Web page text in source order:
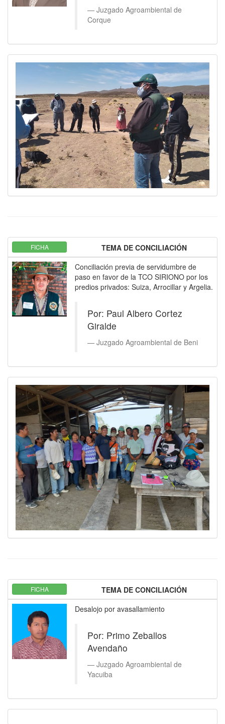
Juzgado Agroambiental de
Corque
FICHA
TEMA DE CONCILIACIÓN
Conciliación previa de servidumbre de
paso en favor de la TCO SIRIONO por los
predios privados: Suiza, Arrocillar y Argelia.
Por: Paul Albero Cortez
Giralde
Juzgado Agroambiental de Beni
FICHA
TEMA DE CONCILIACIÓN
Desalojo por avasallamiento
Por: Primo Zeballos
Avendaño
Juzgado Agroambiental de
Yacuiba